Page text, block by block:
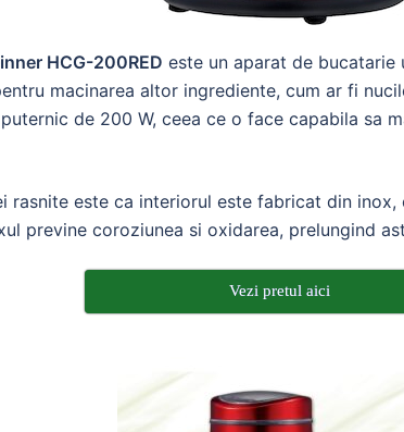
HCG-200RED este un aparat de
macinarea altor ingrediente, cum ar fi
de 200 W, ceea ce o face capabila sa
rasnite este ca interiorul este fabricat din
previne coroziunea si oxidarea, prelungind
Vezi pretul aici